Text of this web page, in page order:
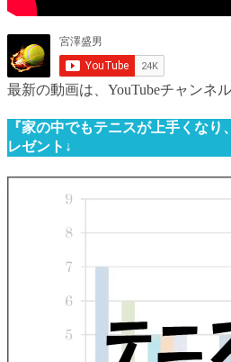
最新の動画は、YouTubeチャンネ
『家の中でもテニスが上手くな
レゼント↓